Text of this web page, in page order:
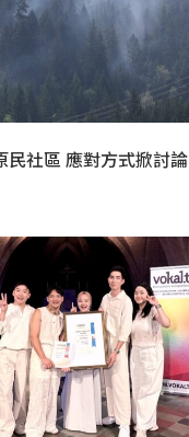
民社區 應對方式掀討論